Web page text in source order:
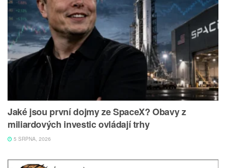
Jaké jsou první dojmy ze SpaceX? Obavy z
miliardových investic ovládají trhy
5 SRPNA, 2026